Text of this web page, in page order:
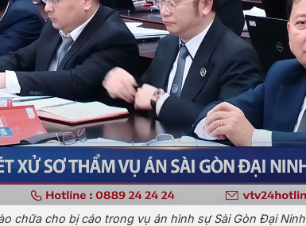
chữa cho bị cáo trong vụ án hình sự Sài Gòn Đại Ninh